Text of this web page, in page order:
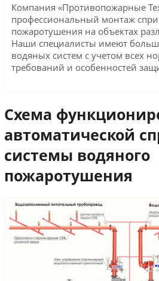
Компания «Противопожарные
профессиональный монтаж
пожаротушения на объектах
Наши специалисты имеют
водяных систем с учетом всех
требований и особенностей
Схема
автоматической
системы водяного
пожаротушения